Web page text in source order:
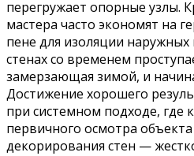
перегружает опорные узлы.
мастера часто экономят на
пене для изоляции наружных
стенах со временем
замерзающая зимой, и
Достижение хорошего
при системном подходе,
первичного осмотра
декорирования стен —